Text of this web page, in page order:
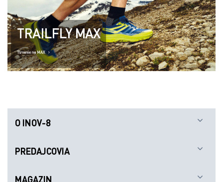
TRAILFLY MAX
Tlmenie na MAX
O INOV-8
PREDAJCOVIA
MAGAZIN